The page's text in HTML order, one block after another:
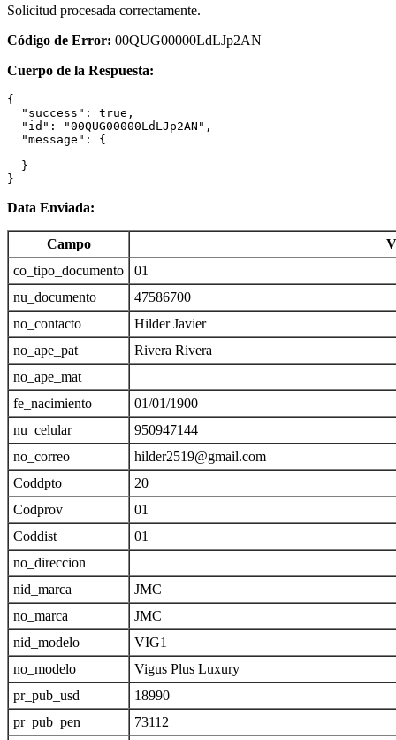
Solicitud procesada correctamente.
Código de Error: 00QUG00000LdLJp2AN
Cuerpo de la Respuesta:
{
  "success": true,
  "id": "00QUG00000LdLJp2AN",
  "message": {
  }
}
Data Enviada:
Campo
co_tipo_documento
01
nu_documento
47586700
no_contacto
Hilder Javier
no_ape_pat
Rivera Rivera
no_ape_mat
fe_nacimiento
01/01/1900
nu_celular
950947144
no_correo
hilder2519@gmail.com
Coddpto
20
Codprov
01
Coddist
01
no_direccion
nid_marca
JMC
no_marca
JMC
nid_modelo
VIG1
no_modelo
Vigus Plus Luxury
pr_pub_usd
18990
pr_pub_pen
73112